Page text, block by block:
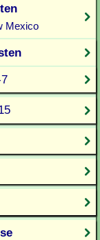
Mexico